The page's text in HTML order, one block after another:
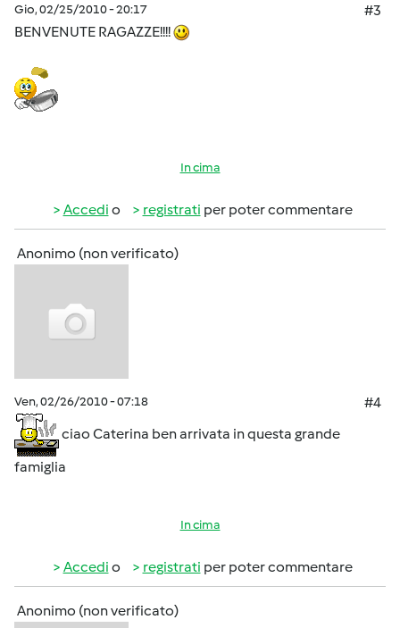
Gio, 02/25/2010 - 20:17
#3
BENVENUTE RAGAZZE!!!!
In cima
Accedi o registrati per poter commentare
Anonimo (non verificato)
Ven, 02/26/2010 - 07:18
#4
ciao Caterina ben arrivata in questa grande
famiglia
In cima
Accedi o registrati per poter commentare
Anonimo (non verificato)